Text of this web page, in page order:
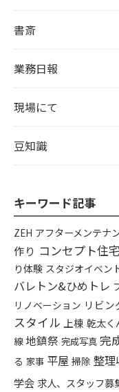
書斎
業務日報
現場にて
豆知識
キーワード記事
ZEH アフターメンテナ
作り コンセプト住宅
り体験 スタジオイベン
バレトン&ひめトレ
リノベーション リビン
スタイル 上棟 乾太く
線 地鎮祭 完成写真 完
る 家事 平屋 掃除 整理
学会 求人、スタッフ募